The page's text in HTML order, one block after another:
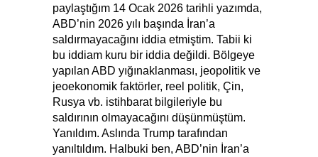
paylaştığım 14 Ocak 2026 tarihli yazımda,
ABD’nin 2026 yılı başında İran’a
saldırmayacağını iddia etmiştim. Tabii ki
bu iddiam kuru bir iddia değildi. Bölgeye
yapılan ABD yığınaklanması, jeopolitik ve
jeoekonomik faktörler, reel politik, Çin,
Rusya vb. istihbarat bilgileriyle bu
saldırının olmayacağını düşünmüştüm.
Yanıldım. Aslında Trump tarafından
yanıltıldım. Halbuki ben, ABD’nin İran’a